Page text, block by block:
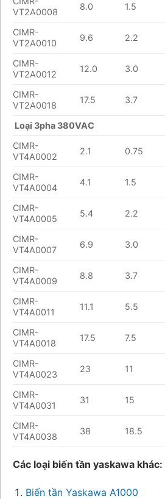
VT2A0008
8.0 1.5
CIMR-
VT2A0010
9.6 2.2
CIMR-
VT2A0012
12.0 3.0
CIMR-
VT2A0018
17.5 3.7
Loại 3pha 380VAC
CIMR-
VT4A0002
2.1 0.75
CIMR-
VT4A0004
4.1 1.5
CIMR-
VT4A0005
5.4 2.2
CIMR-
VT4A0007
6.9 3.0
CIMR-
VT4A0009
8.8 3.7
CIMR-
VT4A0011
11.1 5.5
CIMR-
VT4A0018
17.5 7.5
CIMR-
VT4A0023
23 11
CIMR-
VT4A0031
31 15
CIMR-
VT4A0038
38 18.5
Các loại biến tần yaskawa khác:
Biến tần Yaskawa A1000